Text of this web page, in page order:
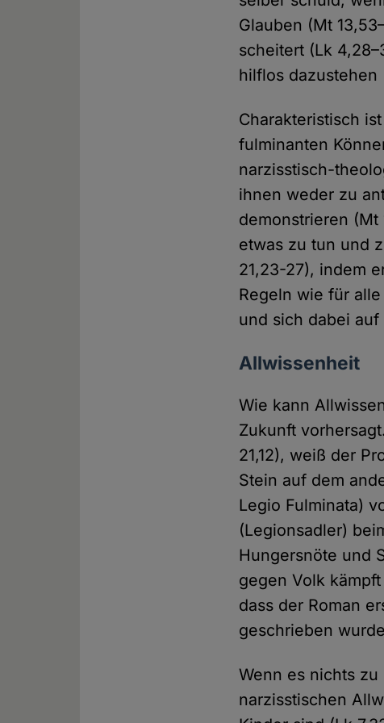
Glauben (Mt
scheitert (Lk
hilflos dazustehen
Charakteristisch
fulminanten
narzisstisch-
ihnen weder zu
demonstrieren (Mt
etwas zu tun und
21,23-27), indem
Regeln wie für
und sich dabei
Allwissenheit
Wie kann
Zukunft
21,12), weiß der
Stein auf dem
Legio Fulminata)
(Legionsadler)
Hungersnöte und
gegen Volk
dass der Roman
geschrieben
Wenn es nichts
narzisstischen